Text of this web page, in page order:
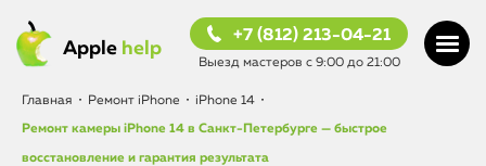
Apple help
+7 (812) 213-04-21
Выезд мастеров с 9:00 до 21:00
Главная • Ремонт iPhone • iPhone 14 •
Ремонт камеры iPhone 14 в Санкт-Петербурге — быстрое
восстановление и гарантия результата